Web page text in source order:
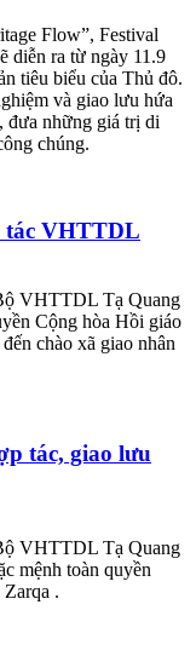
Flow”, Festival
diễn ra từ ngày 11.9
tiêu biểu của Thủ đô.
và giao lưu hứa
đưa những giá trị di
chúng.
tác VHTTDL
VHTTDL Tạ Quang
Cộng hòa Hồi giáo
chào xã giao nhân
tác, giao lưu
VHTTDL Tạ Quang
mệnh toàn quyền
.